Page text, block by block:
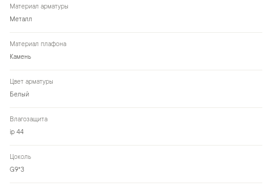
Материал арматуры
Металл
Материал плафона
Камень
Цвет арматуры
Белый
Влагозащита
ip 44
Цоколь
G9*3